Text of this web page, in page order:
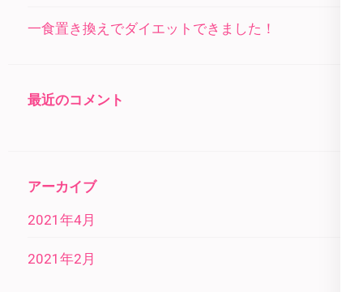
一食置き換えでダイエットできました！
最近のコメント
アーカイブ
2021年4月
2021年2月